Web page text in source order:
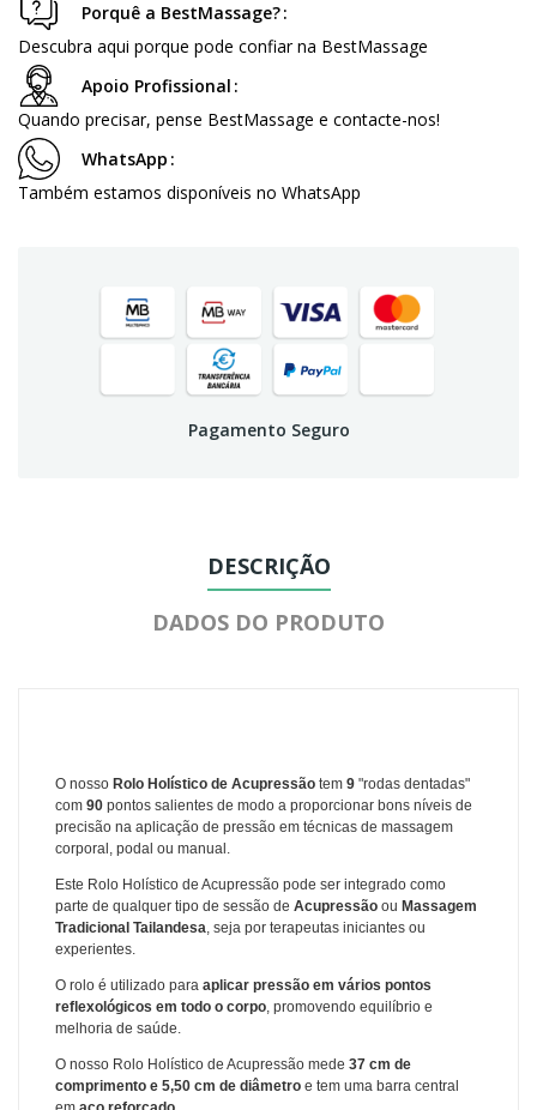
Porquê a BestMassage?
Descubra aqui porque pode confiar na BestMassage
Apoio Profissional
Quando precisar, pense BestMassage e contacte-nos!
WhatsApp
Também estamos disponíveis no WhatsApp
Pagamento Seguro
DESCRIÇÃO
DADOS DO PRODUTO
O nosso Rolo Holístico de Acupressão tem 9 "rodas dentadas"
com 90 pontos salientes de modo a proporcionar bons níveis de
precisão na aplicação de pressão em técnicas de massagem
corporal, podal ou manual.
Este Rolo Holístico de Acupressão pode ser integrado como
parte de qualquer tipo de sessão de Acupressão ou Massagem
Tradicional Tailandesa, seja por terapeutas iniciantes ou
experientes.
O rolo é utilizado para aplicar pressão em vários pontos
reflexológicos em todo o corpo, promovendo equilíbrio e
melhoria de saúde.
O nosso Rolo Holístico de Acupressão mede 37 cm de
comprimento e 5,50 cm de diâmetro e tem uma barra central